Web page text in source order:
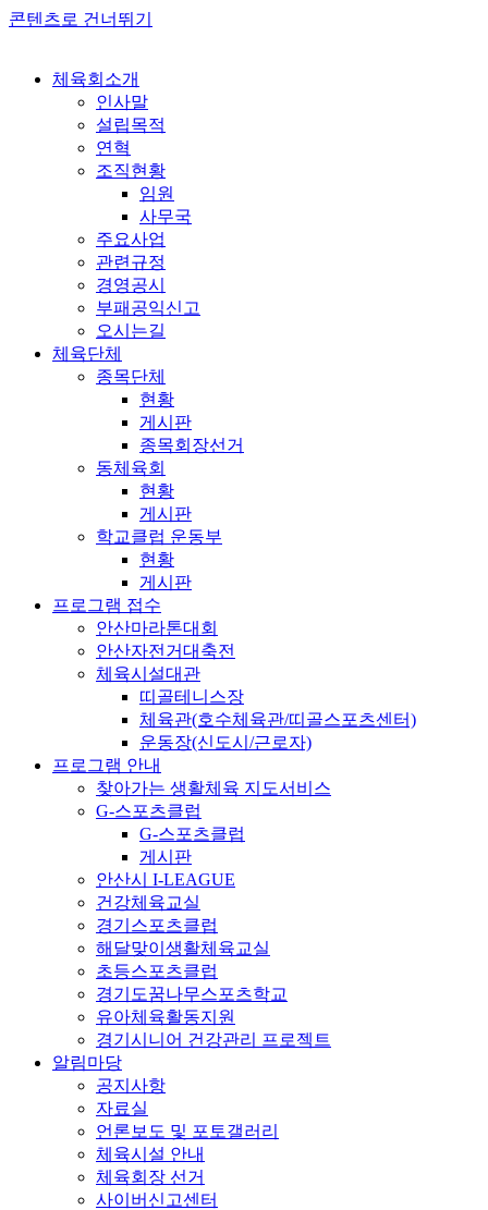
콘텐츠로 건너뛰기
체육회소개
인사말
설립목적
연혁
조직현황
임원
사무국
주요사업
관련규정
경영공시
부패공익신고
오시는길
체육단체
종목단체
현황
게시판
종목회장선거
동체육회
현황
게시판
학교클럽 운동부
현황
게시판
프로그램 접수
안산마라톤대회
안산자전거대축전
체육시설대관
띠골테니스장
체육관(호수체육관/띠골스포츠센터)
운동장(신도시/근로자)
프로그램 안내
찾아가는 생활체육 지도서비스
G-스포츠클럽
G-스포츠클럽
게시판
안산시 I-LEAGUE
건강체육교실
경기스포츠클럽
해달맞이생활체육교실
초등스포츠클럽
경기도꿈나무스포츠학교
유아체육활동지원
경기시니어 건강관리 프로젝트
알림마당
공지사항
자료실
언론보도 및 포토갤러리
체육시설 안내
체육회장 선거
사이버신고센터